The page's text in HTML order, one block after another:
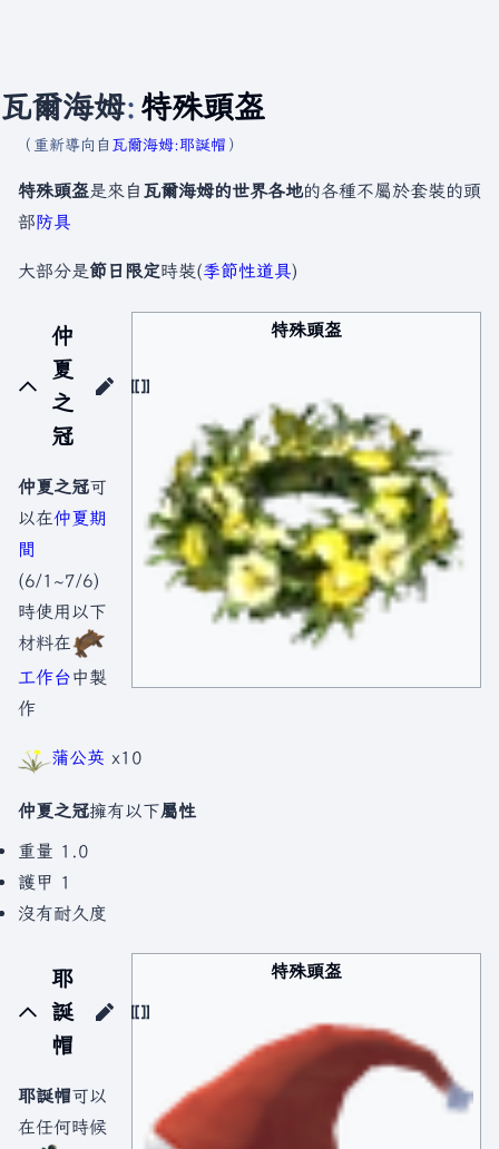
瓦爾海姆: 特殊頭盔
（重新導向自 瓦爾海姆:耶誕帽 ）
特殊頭盔是來自 瓦爾海姆的世界各地的各種不屬於套裝的頭
部防具
大部分是節日限定時裝(季節性道具)
特殊頭盔
仲
夏
之
冠
仲夏之冠可
以在仲夏期
間
(6/1~7/6)
時使用以下
材料在
工作台中製
作
蒲公英 x10
仲夏之冠擁有以下屬性
重量 1.0
護甲 1
沒有耐久度
特殊頭盔
耶
誕
帽
耶誕帽可以
在任何時候